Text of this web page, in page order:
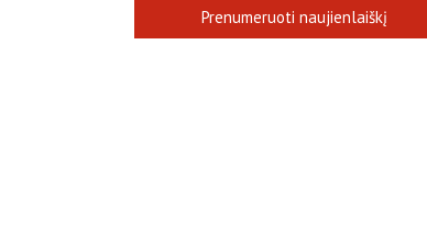
Prenumeruoti naujienlaiškį